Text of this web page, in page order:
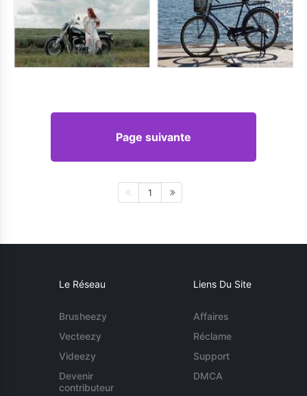
Page suivante
1
Le Réseau
Brusheezy
Vecteezy
Videezy
Devenir
contributeur
Liens Du Site
Affaires
Réclame
Support
DMCA